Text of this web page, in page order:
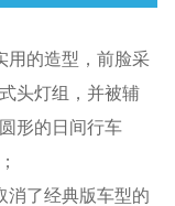
用的造型，前脸采
头灯组，并被辅
形的日间行车
消了经典版车型的